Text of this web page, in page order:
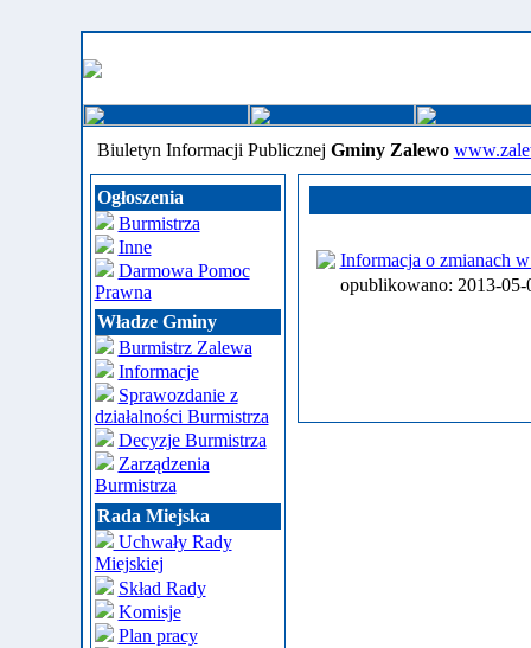
Biuletyn Informacji Publicznej Gminy Zalewo
Ogłoszenia
Burmistrza
Inne
Darmowa Pomoc
Prawna
Władze Gminy
Burmistrz Zalewa
Informacje
Sprawozdanie z
działalności Burmistrza
Decyzje Burmistrza
Zarządzenia
Burmistrza
Rada Miejska
Uchwały Rady
Miejskiej
Skład Rady
Komisje
Plan pracy
Informacja o zmianach
opublikowano: 2013-